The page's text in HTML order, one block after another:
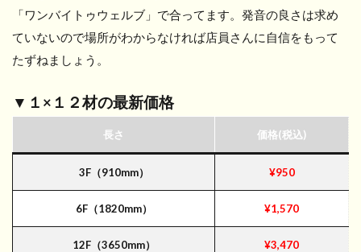
「ワンバイトゥウェルブ」で合ってます。発音の良さは求め
ていないので場所がわからなければ店員さんに自信をもって
たずねましょう。
▼１×１２材の最新価格
長さ 価格(税込)
3F（910mm） ¥950
6F（1820mm） ¥1,570
12F（3650mm） ¥3,470